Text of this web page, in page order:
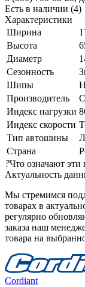
Есть в наличии (4)
Характеристики
Ширина
Высота
Диаметр
Сезонность
Шипы
Производитель
Индекс нагрузки
Индекс скорости
Тип автошины
Страна
?Что означают
Актуальность
Мы стремимся
товарах в
регулярно
заказа наш
товара на
Cordiant